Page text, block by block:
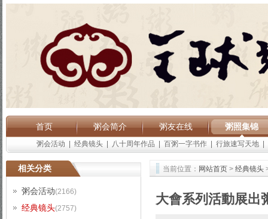
首页 粥会简介 粥友在线 粥照集锦
粥会活动 经典镜头 八十周年作品 百粥一字书作 行旅速写天地
相关分类
粥会活动(2166)
经典镜头(2757)
当前位置： 网站首页 > 经典镜头
大會系列活動展出